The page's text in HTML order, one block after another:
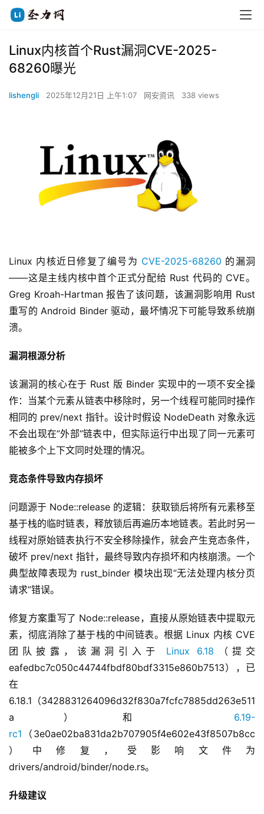
Linux内核首个Rust漏洞CVE-2025-
68260曝光
lishengli 2025年12月21日 上午1:07 网安资讯 338 views
Linux 内核近日修复了编号为 CVE-2025-68260 的漏洞
——这是主线内核中首个正式分配给 Rust 代码的 CVE。
Greg Kroah-Hartman 报告了该问题，该漏洞影响用 Rust
重写的 Android Binder 驱动，最坏情况下可能导致系统崩
溃。
漏洞根源分析
该漏洞的核心在于 Rust 版 Binder 实现中的一项不安全操
作：当某个元素从链表中移除时，另一个线程可能同时操作
相同的 prev/next 指针。设计时假设 NodeDeath 对象永远
不会出现在”外部”链表中，但实际运行中出现了同一元素可
能被多个上下文同时处理的情况。
竞态条件导致内存损坏
问题源于 Node::release 的逻辑：获取锁后将所有元素移至
基于栈的临时链表，释放锁后再遍历本地链表。若此时另一
线程对原始链表执行不安全移除操作，就会产生竞态条件，
破坏 prev/next 指针，最终导致内存损坏和内核崩溃。一个
典型故障表现为 rust_binder 模块出现”无法处理内核分页
请求”错误。
修复方案重写了 Node::release，直接从原始链表中提取元
素，彻底消除了基于栈的中间链表。根据 Linux 内核 CVE
团队披露，该漏洞引入于 Linux 6.18 （提交
eafedbc7c050c44744fbdf80bdf3315e860b7513），已
在
6.18.1（3428831264096d32f830a7fcfc7885dd263e511
a）和 6.19-
rc1 （3e0ae02ba831da2b707905f4e602e43f8507b8cc
）中修复，受影响文件为
drivers/android/binder/node.rs。
升级建议